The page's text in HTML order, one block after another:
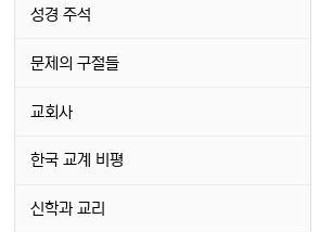
성경 주석
문제의 구절들
교회사
한국 교계 비평
신학과 교리